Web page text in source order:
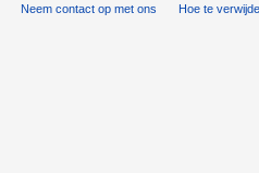
Neem contact op met ons Hoe te